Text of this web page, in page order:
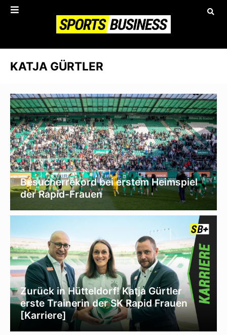
KATJA GÜRTLER
Besucherrekord bei erstem Heimspiel
der Rapid-Frauen
Zurück in Hütteldorf! Katja Gürtler
erste Trainerin der SK Rapid Frauen
[Karriere]